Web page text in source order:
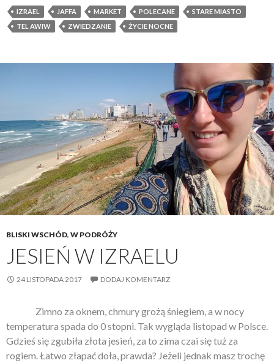
IZRAEL JAFFA MARKET POLECANE
STARE MIASTO
TEL AWIW
ZWIEDZANIE ŻYCIE NOCNE
BLISKI WSCHÓD, W PODRÓŻY
JESIEŃ W IZRAELU
24 LISTOPADA 2017 DODAJ KOMENTARZ
Zimno za oknem, chmury grożą śniegiem, a w nocy
temperatura spada do 0 stopni. Tak wygląda listopad w Polsce.
Gdzieś się zgubiła złota jesień, za to zima czai się tuż za
rogiem. Łatwo złapać doła, prawda? Jeżeli jednak masz trochę